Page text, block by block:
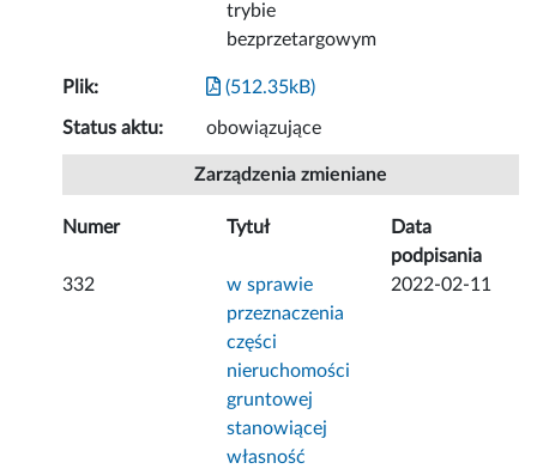
trybie
bezprzetargowym
Plik: (512.35kB)
Status aktu: obowiązujące
Zarządzenia zmieniane
Numer Tytuł
Data
podpisania
332
w sprawie
przeznaczenia
części
nieruchomości
gruntowej
stanowiącej
własność
2022-02-11